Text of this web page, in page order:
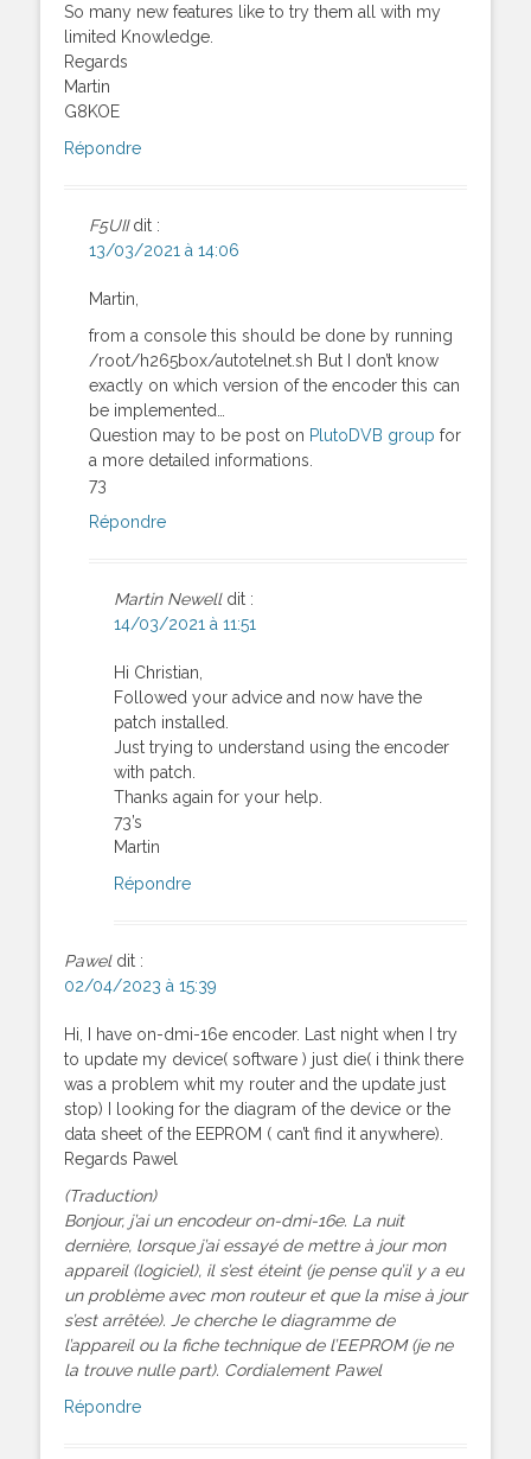
So many new features like to try them all with my
limited Knowledge.
Regards
Martin
G8KOE
Répondre
F5UII dit :
13/03/2021 à 14:06
Martin,
from a console this should be done by running
/root/h265box/autotelnet.sh But I don’t know
exactly on which version of the encoder this can
be implemented…
Question may to be post on PlutoDVB group for
a more detailed informations.
73
Répondre
Martin Newell dit :
14/03/2021 à 11:51
Hi Christian,
Followed your advice and now have the
patch installed.
Just trying to understand using the encoder
with patch.
Thanks again for your help.
73’s
Martin
Répondre
Pawel dit :
02/04/2023 à 15:39
Hi, I have on-dmi-16e encoder. Last night when I try
to update my device( software ) just die( i think there
was a problem whit my router and the update just
stop) I looking for the diagram of the device or the
data sheet of the EEPROM ( can’t find it anywhere).
Regards Pawel
(Traduction)
Bonjour, j’ai un encodeur on-dmi-16e. La nuit
dernière, lorsque j’ai essayé de mettre à jour mon
appareil (logiciel), il s’est éteint (je pense qu’il y a eu
un problème avec mon routeur et que la mise à jour
s’est arrêtée). Je cherche le diagramme de
l’appareil ou la fiche technique de l’EEPROM (je ne
la trouve nulle part). Cordialement Pawel
Répondre